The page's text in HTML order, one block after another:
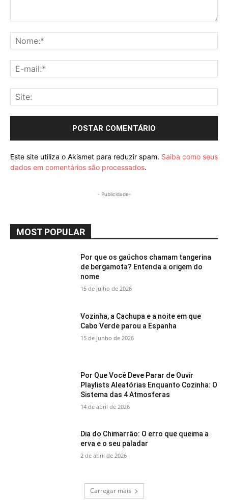
Este site utiliza o Akismet para reduzir spam. Saiba como seus
dados em comentários são processados.
- Publicidade-
MOST POPULAR
Por que os gaúchos chamam tangerina
de bergamota? Entenda a origem do
nome
15 de julho de 2026
Vozinha, a Cachupa e a noite em que
Cabo Verde parou a Espanha
15 de junho de 2026
Por Que Você Deve Parar de Ouvir
Playlists Aleatórias Enquanto Cozinha: O
Sistema das 4 Atmosferas
14 de abril de 2026
Dia do Chimarrão: O erro que queima a
erva e o seu paladar
2 de abril de 2026
Carregar mais